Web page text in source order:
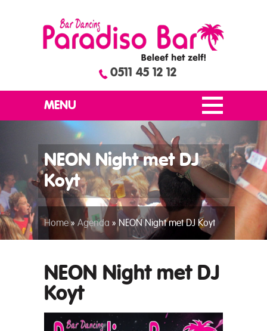
0511 45 12 12
MENU
NEON Night met DJ
Koyt
Home» Agenda » NEON Night met DJ Koyt
NEON Night met DJ
Koyt